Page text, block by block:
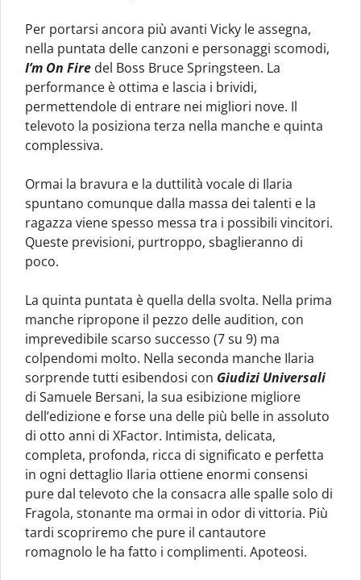
Per portarsi ancora più avanti Vicky le assegna,
nella puntata delle canzoni e personaggi scomodi,
I’m On Fire del Boss Bruce Springsteen. La
performance è ottima e lascia i brividi,
permettendole di entrare nei migliori nove. Il
televoto la posiziona terza nella manche e quinta
complessiva.
Ormai la bravura e la duttilità vocale di Ilaria
spuntano comunque dalla massa dei talenti e la
ragazza viene spesso messa tra i possibili vincitori.
Queste previsioni, purtroppo, sbaglieranno di
poco.
La quinta puntata è quella della svolta. Nella prima
manche ripropone il pezzo delle audition, con
imprevedibile scarso successo (7 su 9) ma
colpendomi molto. Nella seconda manche Ilaria
sorprende tutti esibendosi con Giudizi Universali
di Samuele Bersani, la sua esibizione migliore
dell’edizione e forse una delle più belle in assoluto
di otto anni di XFactor. Intimista, delicata,
completa, profonda, ricca di significato e perfetta
in ogni dettaglio Ilaria ottiene enormi consensi
pure dal televoto che la consacra alle spalle solo di
Fragola, stonante ma ormai in odor di vittoria. Più
tardi scopriremo che pure il cantautore
romagnolo le ha fatto i complimenti. Apoteosi.